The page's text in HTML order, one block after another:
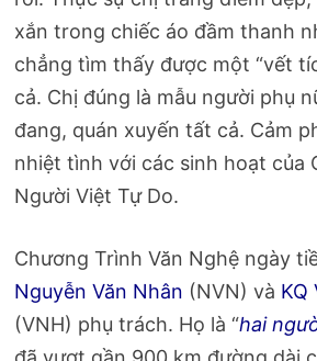
xắn trong chiếc áo đầm thanh
chẳng tìm thấy được một “vết
cả. Chị đúng là mẫu người phụ
đang, quán xuyến tất cả. Cảm
nhiệt tình với các sinh hoạt của
Người Việt Tự Do.
Chương Trình Văn Nghệ ngày
Nguyễn Văn Nhân (NVN) và KQ
(VNH) phụ trách. Họ là “hai